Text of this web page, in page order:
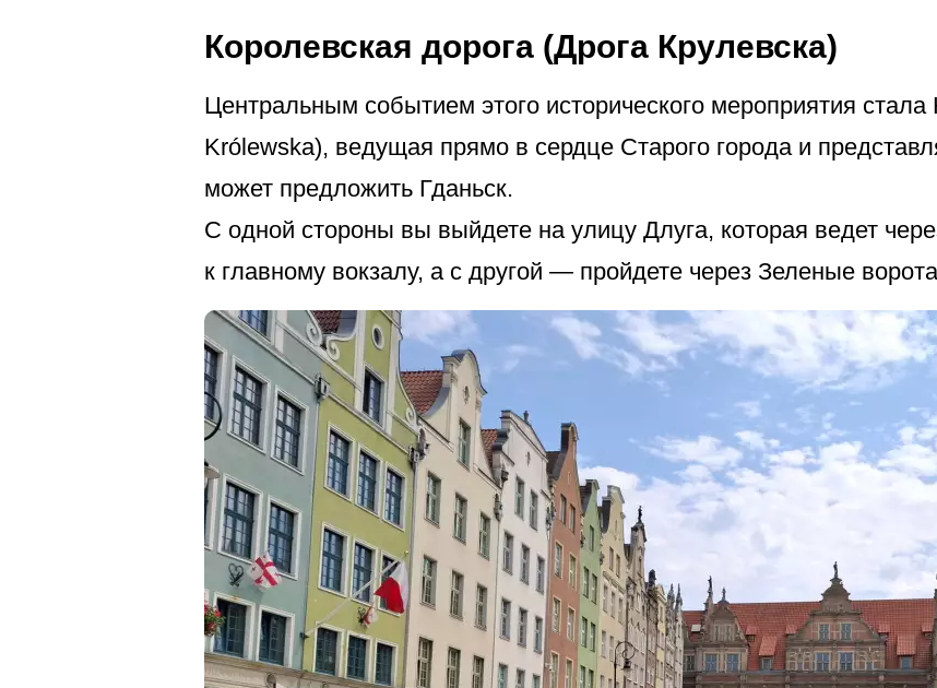
Королевская дорога (Дрога Крулевска)
Центральным событием этого исторического мероприятия
Królewska), ведущая прямо в сердце Старого города и
может предложить Гданьск.
С одной стороны вы выйдете на улицу Длуга, которая ведет
к главному вокзалу, а с другой — пройдете через Зеленые